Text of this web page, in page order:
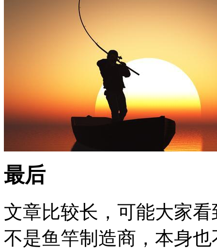
最后
文章比较长，可能大家
不是鱼竿制造商，本身